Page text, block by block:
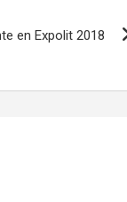
en Expolit 2018